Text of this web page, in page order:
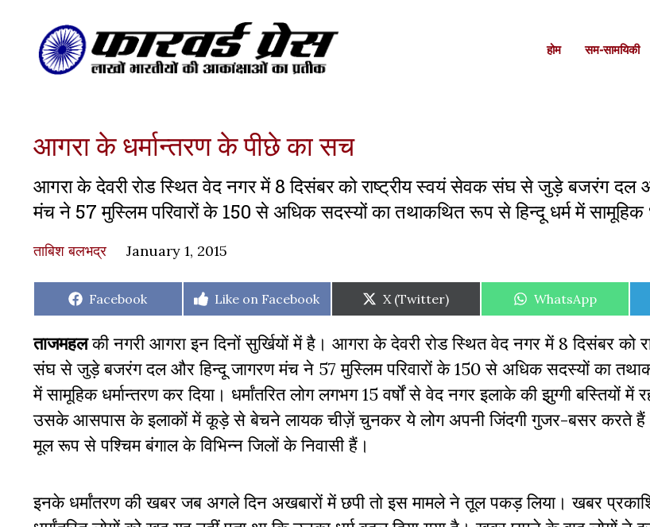
होम सम-सामयिकी
आगरा के धर्मान्तरण के पीछे का सच
आगरा के देवरी रोड स्थित वेद नगर में 8 दिसंबर को राष्ट्रीय स्वयं सेवक संघ से जुड़े बजरंग दल
मंच ने 57 मुस्लिम परिवारों के 150 से अधिक सदस्यों का तथाकथित रूप से हिन्दू धर्म में सामूहिक
ताबिश बलभद्र January 1, 2015
Share
Facebook
Share
Like on Facebook
Share
on
X (Twitter)
Share
WhatsApp
ताजमहलकी नगरी आगरा इन दिनों सुर्खियों में है। आगरा के देवरी रोड स्थित वेद नगर में 8 दिसंबर को
संघ से जुड़े बजरंग दल और हिन्दू जागरण मंच ने 57 मुस्लिम परिवारों के 150 से अधिक सदस्यों का
में सामूहिक धर्मान्तरण कर दिया। धर्मांतरित लोग लगभग 15 वर्षों से वेद नगर इलाके की झुग्गी बस्तियों
उसके आसपास के इलाकों में कूड़े से बेचने लायक चीज़ें चुनकर ये लोग अपनी जिंदगी गुजर-बसर करते
मूल रूप से पश्चिम बंगाल के विभिन्न जिलों के निवासी हैं।
इनके धर्मांतरण की खबर जब अगले दिन अखबारों में छपी तो इस मामले ने तूल पकड़ लिया। खबर